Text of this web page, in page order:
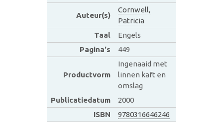
Auteur(s)
Cornwell,
Patricia
Taal
Engels
Pagina's
449
Productvorm
Ingenaaid met
linnen kaft en
omslag
Publicatiedatum
2000
ISBN
9780316646246